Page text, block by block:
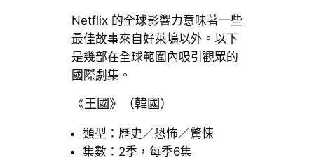
Netflix 的全球影響力意味著一些
最佳故事來自好萊塢以外。以下
是幾部在全球範圍內吸引觀眾的
國際劇集。
《王國》（韓國）
類型：歷史／恐怖／驚悚
集數：2季，每季6集